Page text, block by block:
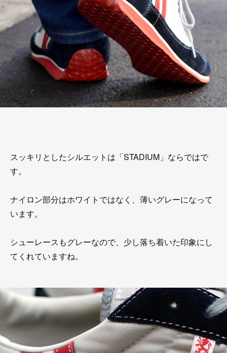
スッキリとしたシルエットは「STADIUM」ならではで
す。
ナイロン部分はホワイトではなく、薄いグレーになって
います。
シューレースもグレーなので、少し落ち着いた印象にし
てくれていますね。